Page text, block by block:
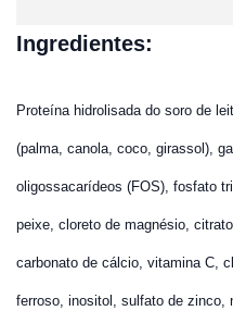
Ingredientes:
Proteína hidrolisada do soro de
(palma, canola, coco, girassol),
oligossacarídeos (FOS), fosfato
peixe, cloreto de magnésio,
carbonato de cálcio, vitamina C,
ferroso, inositol, sulfato de zinco,